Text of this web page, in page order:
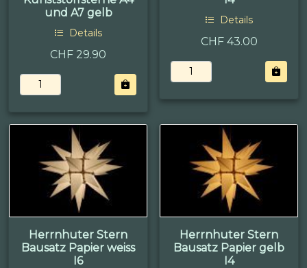
und A7 gelb
Details
CHF 29.90
Details
CHF 43.00
Herrnhuter Stern
Bausatz Papier weiss
I6
Herrnhuter Stern
Bausatz Papier gelb
I4